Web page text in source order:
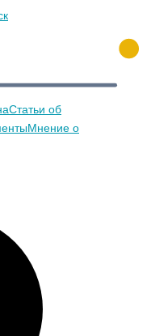
Статьи об
Мнение о